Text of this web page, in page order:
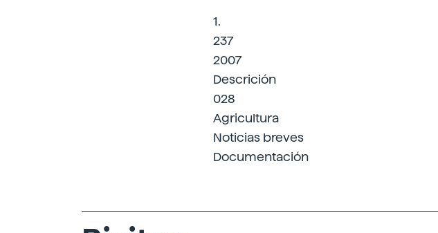
1.
237
2007
Descrición
028
Agricultura
Noticias breves
Documentación